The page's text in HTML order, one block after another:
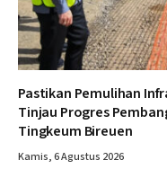
Pastikan Pemulihan
Tinjau Progres
Tingkeum Bireuen
Kamis, 6 Agustus 2026